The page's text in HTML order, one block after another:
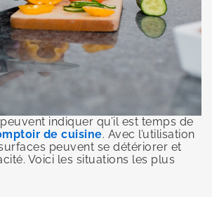
indiquer qu’il est temps de
de cuisine. Avec l’utilisation
peuvent se détériorer et
Voici les situations les plus